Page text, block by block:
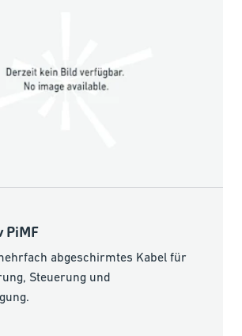
PiMF
abgeschirmtes Kabel für
Steuerung und